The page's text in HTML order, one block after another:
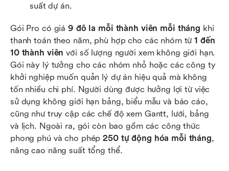
suất dự án.
Gói Pro có giá 9 đô la mỗi thành viên mỗi tháng khi
thanh toán theo năm, phù hợp cho các nhóm từ 1 đến
10 thành viên với số lượng người xem không giới hạn.
Gói này lý tưởng cho các nhóm nhỏ hoặc các công ty
khởi nghiệp muốn quản lý dự án hiệu quả mà không
tốn nhiều chi phí. Người dùng được hưởng lợi từ việc
sử dụng không giới hạn bảng, biểu mẫu và báo cáo,
cũng như truy cập các chế độ xem Gantt, lưới, bảng
và lịch. Ngoài ra, gói còn bao gồm các công thức
phong phú và cho phép 250 tự động hóa mỗi tháng,
nâng cao năng suất tổng thể.